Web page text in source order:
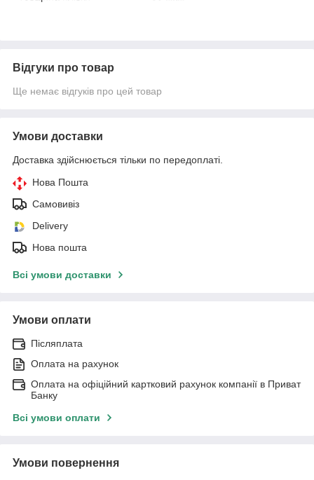
Відгуки про товар
Ще немає відгуків про цей товар
Умови доставки
Доставка здійснюється тільки по передоплаті.
Нова Пошта
Самовивіз
Delivery
Нова пошта
Всі умови доставки
Умови оплати
Післяплата
Оплата на рахунок
Оплата на офіційний картковий рахунок компанії в Приват
Банку
Всі умови оплати
Умови повернення